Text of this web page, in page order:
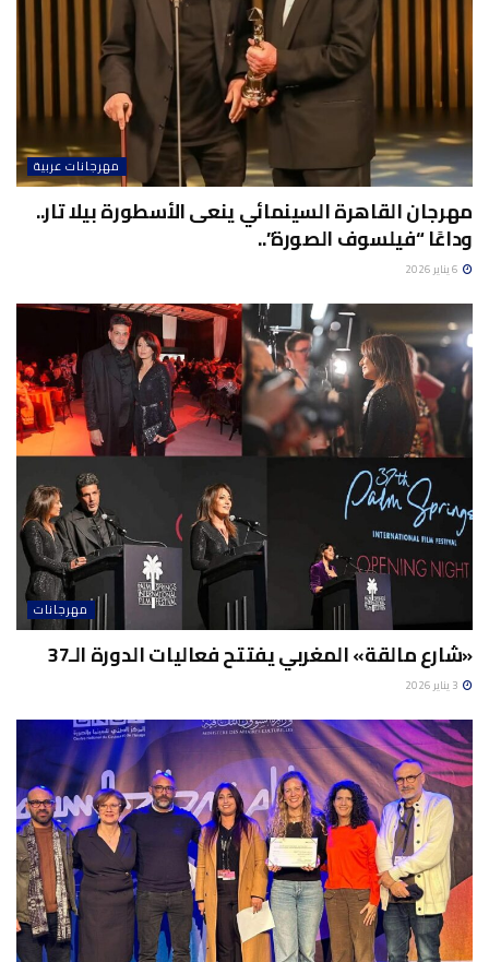
مهرجانات عربية
مهرجان القاهرة السينمائي ينعى الأسطورة بيلا تار..
وداعًا “فيلسوف الصورة”..
مهرجانات
«شارع مالقة» المغربي يفتتح فعاليات الدورة الـ37